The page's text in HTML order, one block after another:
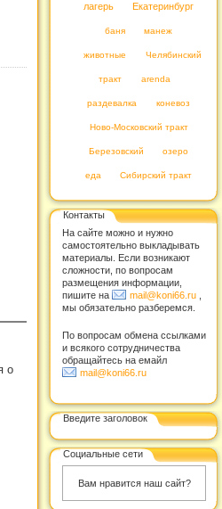
о
лагерь Екатеринбург
баня манеж
животные Челябинский
тракт arenda
раздевалка коневоз
Ново-Московский тракт
Березовский озеро
еда Сибирский тракт
Контакты
На сайте можно и нужно
самостоятельно выкладывать
материалы. Если возникают
сложности, по вопросам
размещения информации,
пишите на
mail@koni66.ru
мы обязательно разберемся.
По вопросам обмена ссылками
и всякого сотрудничества
обращайтесь на емайл
mail@koni66.ru
Введите заголовок
Социальные сети
Вам нравится наш сайт?